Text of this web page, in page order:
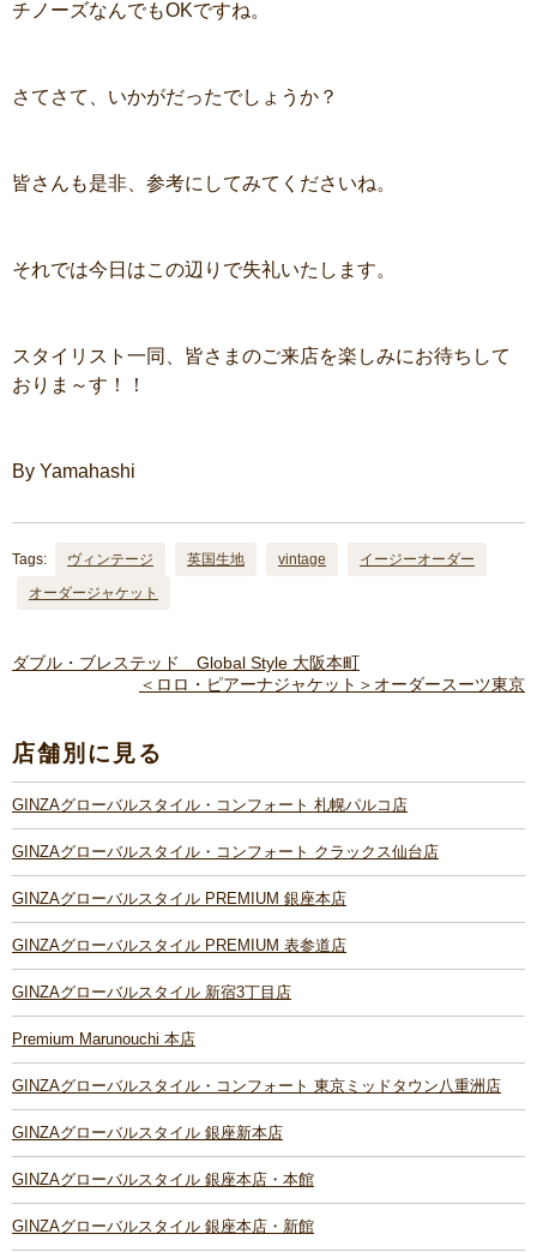
チノーズなんでもOKですね。
さてさて、いかがだったでしょうか？
皆さんも是非、参考にしてみてくださいね。
それでは今日はこの辺りで失礼いたします。
スタイリスト一同、皆さまのご来店を楽しみにお待ちして
おりま～す！！
By Yamahashi
Tags: ヴィンテージ 英国生地 vintage
イージーオーダー
オーダージャケット
ダブル・ブレステッド Global Style 大阪本町
＜ロロ・ピアーナジャケット＞オーダースーツ東京
店舗別に見る
GINZAグローバルスタイル・コンフォート 札幌パルコ店
GINZAグローバルスタイル・コンフォート クラックス仙台店
GINZAグローバルスタイル PREMIUM 銀座本店
GINZAグローバルスタイル PREMIUM 表参道店
GINZAグローバルスタイル 新宿3丁目店
Premium Marunouchi 本店
GINZAグローバルスタイル・コンフォート 東京ミッドタウン八重洲店
GINZAグローバルスタイル 銀座新本店
GINZAグローバルスタイル 銀座本店・本館
GINZAグローバルスタイル 銀座本店・新館